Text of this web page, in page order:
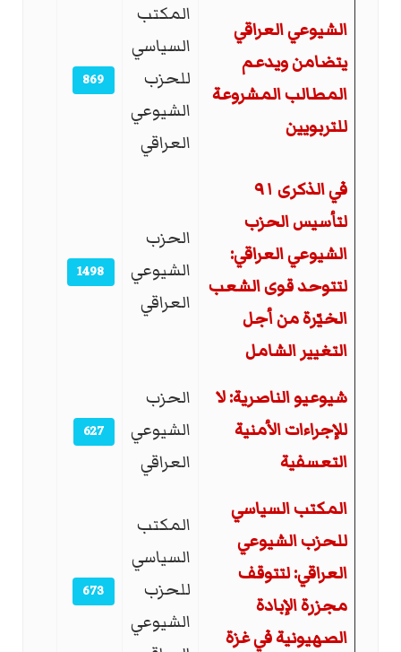
الشيوعي العراقي
يتضامن ويدعم
المطالب المشروعة
للتربويين
المكتب
السياسي
للحزب
الشيوعي
العراقي
869
في الذكرى ٩١
لتأسيس الحزب
الشيوعي العراقي:
لتتوحد قوى الشعب
الخيّرة من أجل
التغيير الشامل
الحزب
الشيوعي
العراقي
1498
شيوعيو الناصرية: لا
للإجراءات الأمنية
التعسفية
الحزب
الشيوعي
العراقي
627
المكتب السياسي
للحزب الشيوعي
العراقي: لتتوقف
مجزرة الإبادة
الصهيونية في غزة
المكتب
السياسي
للحزب
الشيوعي
673